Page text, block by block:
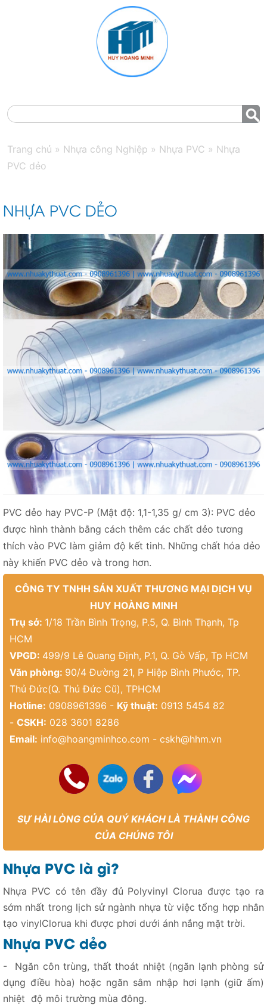
Trang chủ » Nhựa công Nghiệp » Nhựa PVC » Nhựa
PVC dẻo
NHỰA PVC DẺO
PVC dẻo hay PVC-P (Mật độ: 1,1-1,35 g/ cm 3): PVC dẻo
được hình thành bằng cách thêm các chất dẻo tương
thích vào PVC làm giảm độ kết tinh. Những chất hóa dẻo
này khiến PVC dẻo và trong hơn.
CÔNG TY TNHH SẢN XUẤT THƯƠNG MẠI DỊCH VỤ
HUY HOÀNG MINH
Trụ sở: 1/18 Trần Bình Trọng, P.5, Q. Bình Thạnh, Tp
HCM
VPGD: 499/9 Lê Quang Định, P.1, Q. Gò Vấp, Tp HCM
Văn phòng: 90/4 Đường 21, P Hiệp Bình Phước, TP.
Thủ Đức(Q. Thủ Đức Cũ), TPHCM
Hotline: 0908961396 - Kỹ thuật: 0913 5454 82
- CSKH: 028 3601 8286
Email: info@hoangminhco.com - cskh@hhm.vn
SỰ HÀI LÒNG CỦA QUÝ KHÁCH LÀ THÀNH CÔNG
CỦA CHÚNG TÔI
Nhựa PVC là gì?
Nhựa PVC có tên đầy đủ Polyvinyl Clorua được tạo ra
sớm nhất trong lịch sử ngành nhựa từ việc tổng hợp nhân
tạo vinylClorua khi được phơi dưới ánh nắng mặt trời.
Nhựa PVC dẻo
- Ngăn côn trùng, thất thoát nhiệt (ngăn lạnh phòng sử
dụng điều hòa) hoặc ngăn sâm nhập hơi lạnh (giữ ấm)
nhiệt độ môi trường mùa đông.